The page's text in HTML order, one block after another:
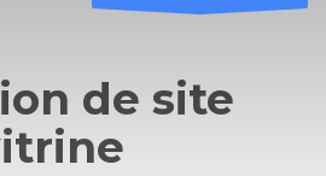
de site